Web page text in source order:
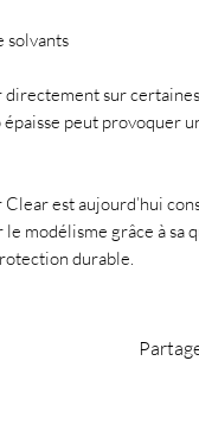
solvants
directement sur
peut provoquer
est aujourd’hui
le modélisme grâce à sa
durable.